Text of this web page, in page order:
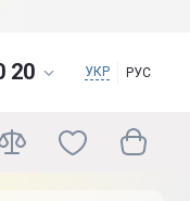
20 УКР РУС